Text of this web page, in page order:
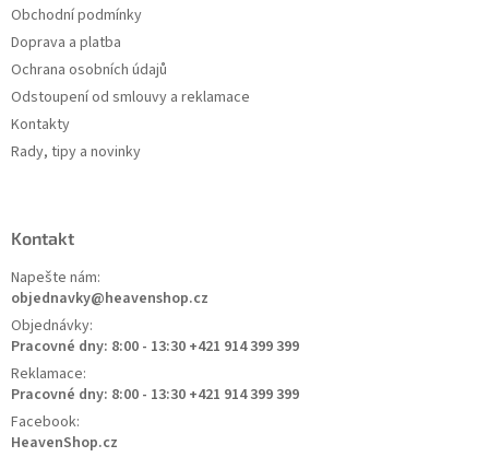
Obchodní podmínky
Doprava a platba
Ochrana osobních údajů
Odstoupení od smlouvy a reklamace
Kontakty
Rady, tipy a novinky
Kontakt
Napešte nám:
objednavky@heavenshop.cz
Objednávky:
Pracovné dny: 8:00 - 13:30 +421 914 399 399
Reklamace:
Pracovné dny: 8:00 - 13:30 +421 914 399 399
Facebook:
HeavenShop.cz